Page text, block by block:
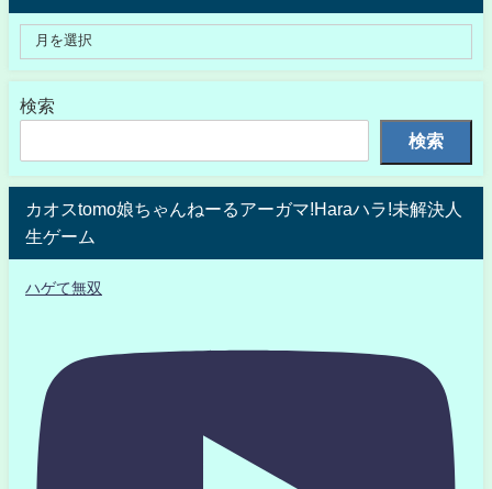
検索
検索
カオスtomo娘ちゃんねーるアーガマ!Haraハラ!未解決人
生ゲーム
ハゲて無双